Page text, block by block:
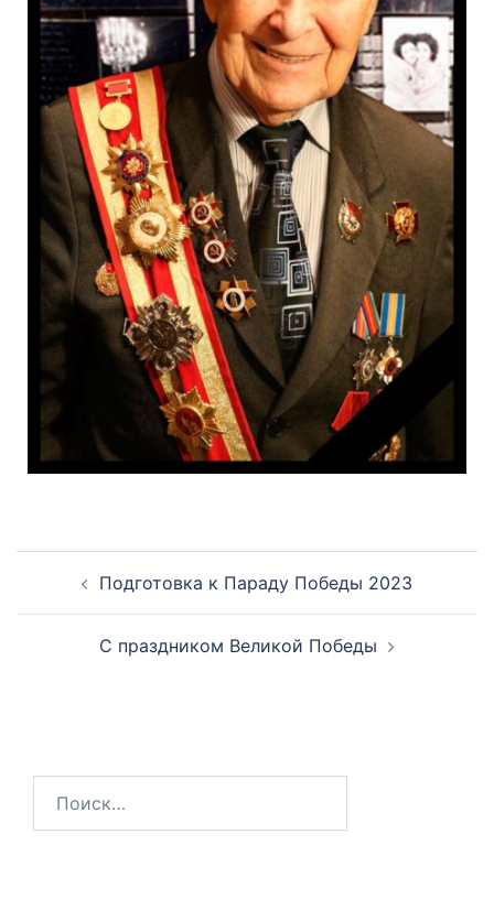
Подготовка к Параду Победы 2023
С праздником Великой Победы